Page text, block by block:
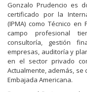
Gonzalo Prudencio es
certificado por la
(IPMA) como Técnico
campo profesional
consultoría, gestión
empresas, auditoría y
en el sector privado
Actualmente, además,
Embajada Americana.